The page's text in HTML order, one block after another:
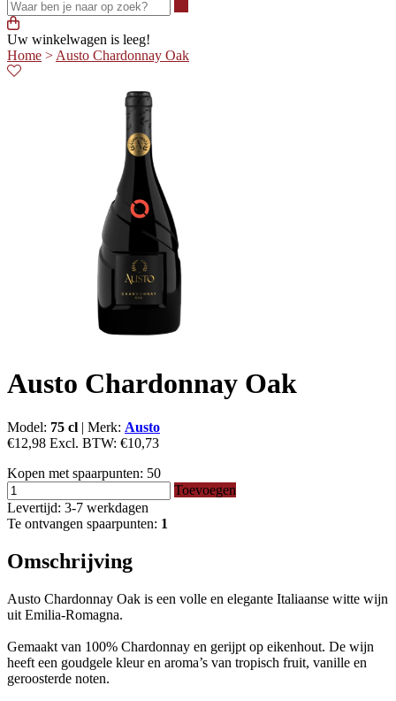
Uw winkelwagen is leeg!
Home > Austo Chardonnay Oak
Austo Chardonnay Oak
Model: 75 cl | Merk: Austo
€12,98 Excl. BTW: €10,73
Kopen met spaarpunten: 50
Toevoegen
Levertijd: 3-7 werkdagen
Te ontvangen spaarpunten: 1
Omschrijving
Austo Chardonnay Oak is een volle en elegante Italiaanse witte wijn
uit Emilia-Romagna.
Gemaakt van 100% Chardonnay en gerijpt op eikenhout. De wijn
heeft een goudgele kleur en aroma’s van tropisch fruit, vanille en
geroosterde noten.